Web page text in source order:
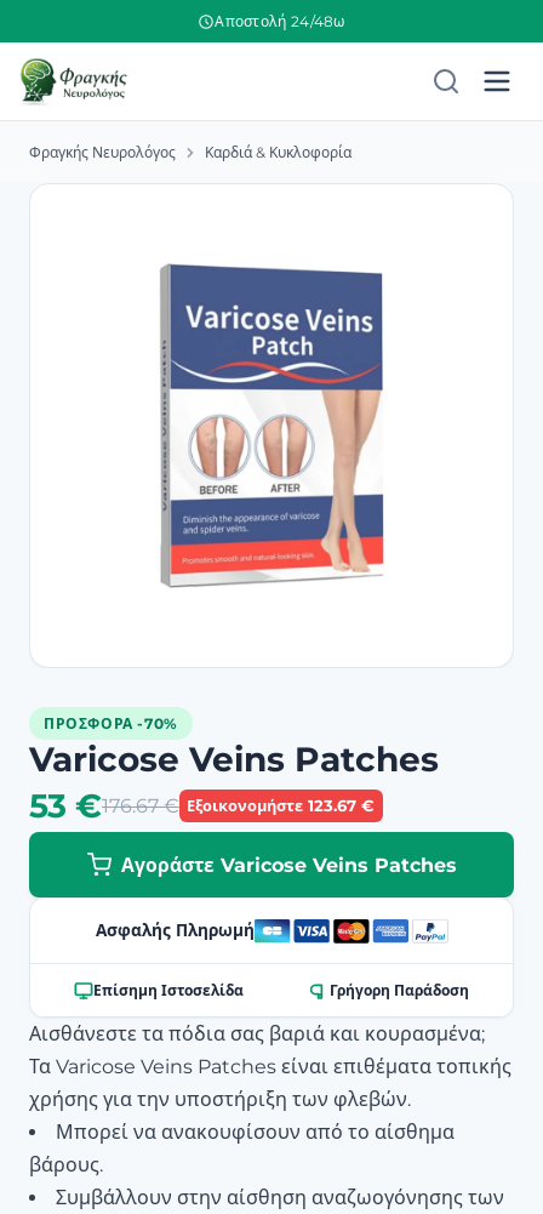
Αποστολή 24/48ω
Φραγκής Νευρολόγος Καρδιά & Κυκλοφορία
ΠΡΟΣΦΟΡΆ -70%
Varicose Veins Patches
53 €176.67 € Εξοικονομήστε 123.67 €
Αγοράστε Varicose Veins Patches
Ασφαλής Πληρωμή
Επίσημη Ιστοσελίδα Γρήγορη Παράδοση
Αισθάνεστε τα πόδια σας βαριά και κουρασμένα;
Τα Varicose Veins Patches είναι επιθέματα τοπικής
χρήσης για την υποστήριξη των φλεβών.
Μπορεί να ανακουφίσουν από το αίσθημα
βάρους.
Συμβάλλουν στην αίσθηση αναζωογόνησης των